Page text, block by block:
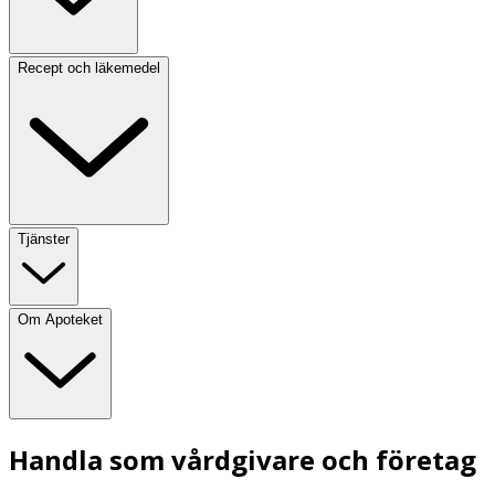
Recept och läkemedel
Tjänster
Om Apoteket
Handla som vårdgivare och företag